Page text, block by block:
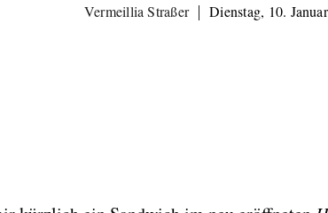
Vermeillia Straßer Dienstag, 10.